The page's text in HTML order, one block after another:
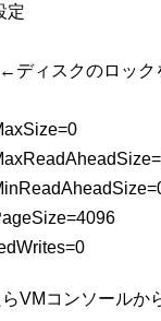
定
ディスクのロッ
コンソールか